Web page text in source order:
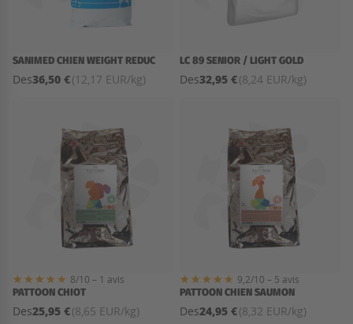
SANIMED CHIEN WEIGHT REDUC
Des36,50 €(12,17 EUR/kg)
LC 89 SENIOR / LIGHT GOLD
Des32,95 €(8,24 EUR/kg)
8/10 – 1 avis
PATTOON CHIOT
Des25,95 €(8,65 EUR/kg)
9,2/10 – 5 avis
PATTOON CHIEN SAUMON
Des24,95 €(8,32 EUR/kg)